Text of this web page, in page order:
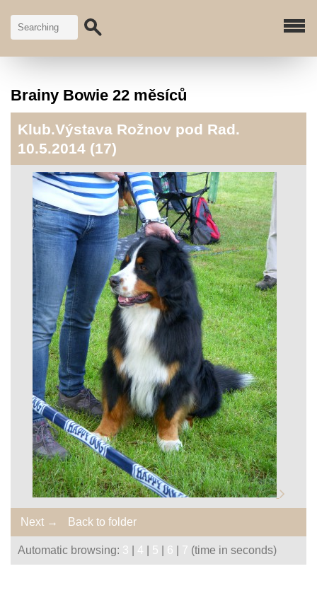
Brainy Bowie 22 měsíců
Klub.Výstava Rožnov pod Rad.
10.5.2014 (17)
Next → Back to folder
Automatic browsing: 3 4 5 6 7 (time in seconds)